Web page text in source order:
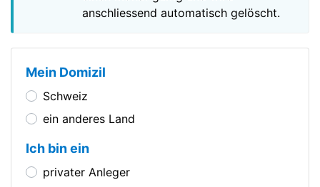
anschliessend automatisch gelöscht.
Mein Domizil
Schweiz
ein anderes Land
Ich bin ein
privater Anleger